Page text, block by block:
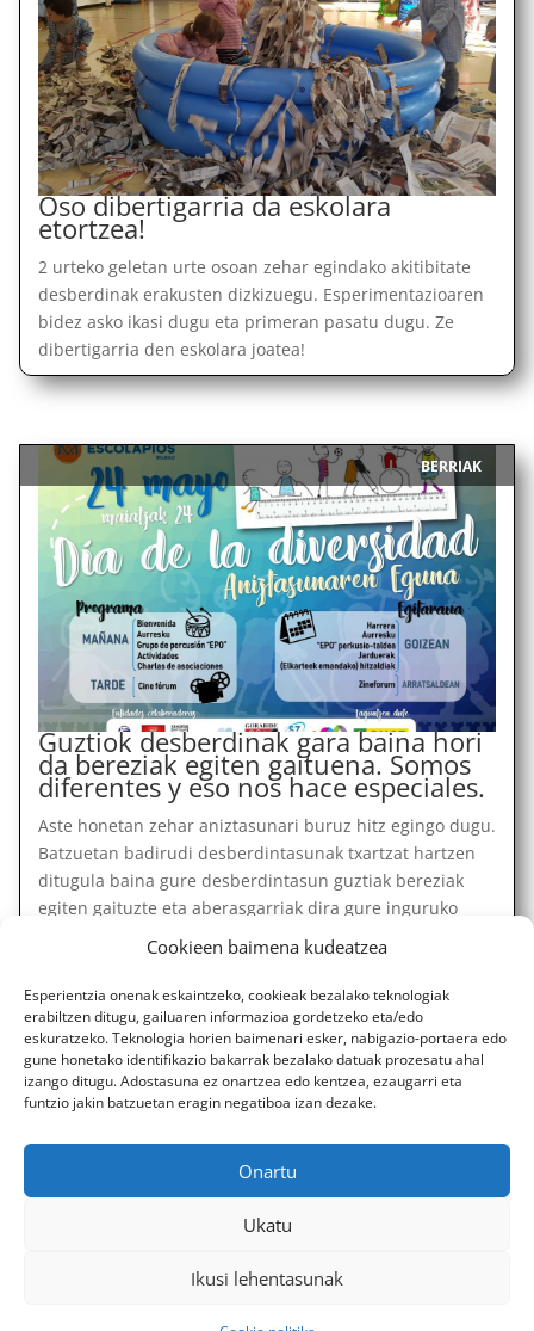
Cookieen baimena kudeatzea
Esperientzia onenak eskaintzeko, cookieak bezalako teknologiak
erabiltzen ditugu, gailuaren informazioa gordetzeko eta/edo
eskuratzeko. Teknologia horien baimenari esker, nabigazio-portaera edo
gune honetako identifikazio bakarrak bezalako datuak prozesatu ahal
izango ditugu. Adostasuna ez onartzea edo kentzea, ezaugarri eta
funtzio jakin batzuetan eragin negatiboa izan dezake.
Onartu
Ukatu
Ikusi lehentasunak
Oso dibertigarria da eskolara
etortzea!
2 urteko geletan urte osoan zehar egindako akitibitate
desberdinak erakusten dizkizuegu. Esperimentazioaren
bidez asko ikasi dugu eta primeran pasatu dugu. Ze
dibertigarria den eskolara joatea!
Guztiok desberdinak gara baina hori
da bereziak egiten gaituena. Somos
diferentes y eso nos hace especiales.
| BERRIAK
Aste honetan zehar aniztasunari buruz hitz egingo dugu.
Batzuetan badirudi desberdintasunak txartzat hartzen
ditugula baina gure desberdintasun guztiak bereziak
egiten gaituzte eta aberasgarriak dira gure inguruko
jendearentzat, haiengandik ikasi dezakegulako....
« OLDER ENTRIES
Aviso Legal